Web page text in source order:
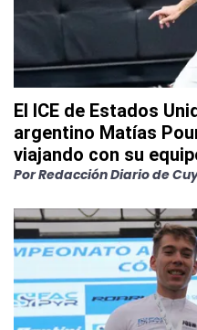
El ICE de Estados
argentino Matías
viajando con su
PorRedacción Diario de